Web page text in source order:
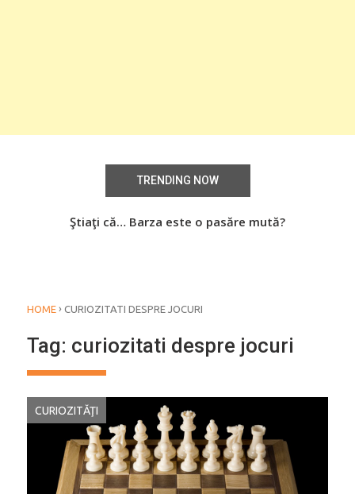
TRENDING NOW
Ştiaţi că… Barza este o pasăre mută?
HOME › CURIOZITATI DESPRE JOCURI
Tag: curiozitati despre jocuri
CURIOZITĂŢI